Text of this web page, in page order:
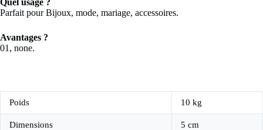
Parfait pour Bijoux, mode, mariage, accessoires.
Avantages ?
01, none.
Poids 10 kg
Dimensions 5 cm